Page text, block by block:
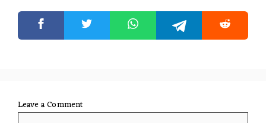
Leave a Comment